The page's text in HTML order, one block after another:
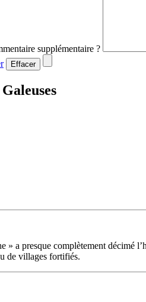
supplémentaire ?
Effacer
a presque complètement décimé
de villages fortifiés.